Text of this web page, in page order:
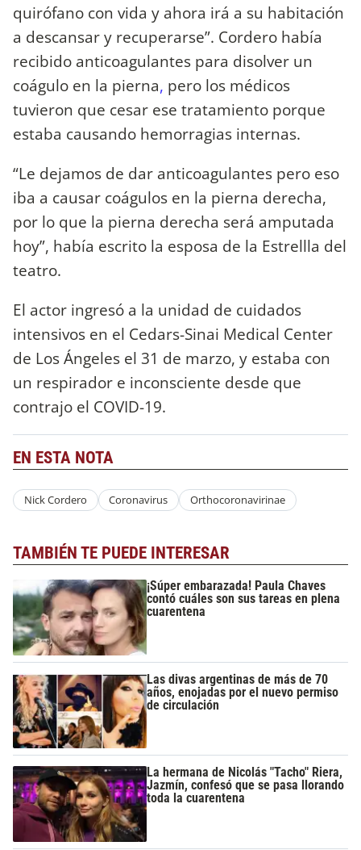
quirófano con vida y ahora irá a su habitación
a descansar y recuperarse”. Cordero había
recibido anticoagulantes para disolver un
coágulo en la pierna, pero los médicos
tuvieron que cesar ese tratamiento porque
estaba causando hemorragias internas.
“Le dejamos de dar anticoagulantes pero eso
iba a causar coágulos en la pierna derecha,
por lo que la pierna derecha será amputada
hoy”, había escrito la esposa de la Estrellla del
teatro.
El actor ingresó a la unidad de cuidados
intensivos en el Cedars-Sinai Medical Center
de Los Ángeles el 31 de marzo, y estaba con
un respirador e inconsciente desde que
contrajo el COVID-19.
EN ESTA NOTA
Nick Cordero Coronavirus Orthocoronavirinae
TAMBIÉN TE PUEDE INTERESAR
¡Súper embarazada! Paula Chaves
contó cuáles son sus tareas en plena
cuarentena
Las divas argentinas de más de 70
años, enojadas por el nuevo permiso
de circulación
La hermana de Nicolás "Tacho" Riera,
Jazmín, confesó que se pasa llorando
toda la cuarentena